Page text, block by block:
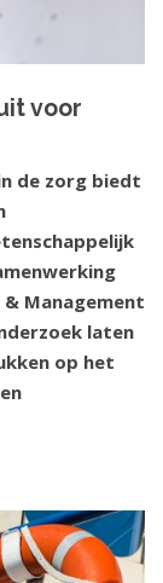
voor
de zorg biedt
Management
laten
op het